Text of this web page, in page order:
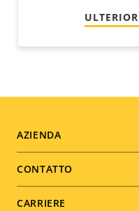
Footer
menu
AZIENDA
CONTATTO
CARRIERE